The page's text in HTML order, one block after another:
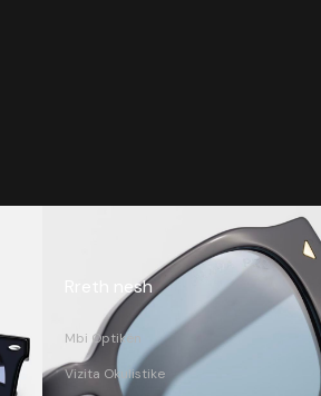
Rreth nesh
Mbi Optikën
Vizita Okulistike